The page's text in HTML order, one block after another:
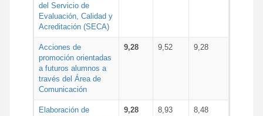
del Servicio de
Evaluación, Calidad y
Acreditación (SECA)
Acciones de
promoción orientadas
a futuros alumnos a
través del Área de
Comunicación
9,28 9,52 9,28
Elaboración de
9,28 8,93 8,48